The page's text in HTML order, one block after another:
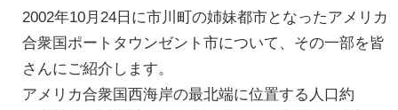
2002年10月24日に市川町の姉妹都市となったアメリカ
合衆国ポートタウンゼント市について、その一部を皆
さんにご紹介します。
アメリカ合衆国西海岸の最北端に位置する人口約